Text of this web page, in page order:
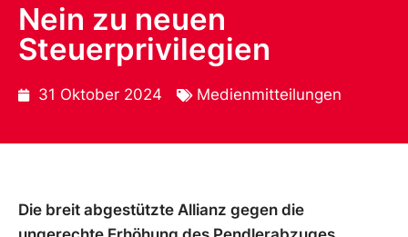
Nein zu neuen
Steuerprivilegien
31 Oktober 2024 Medienmitteilungen
Die breit abgestützte Allianz gegen die